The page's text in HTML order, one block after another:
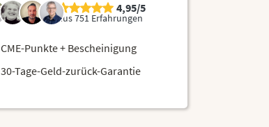
4,95/5
aus 751 Erfahrungen
CME-Punkte + Bescheinigung
30-Tage-Geld-zurück-Garantie